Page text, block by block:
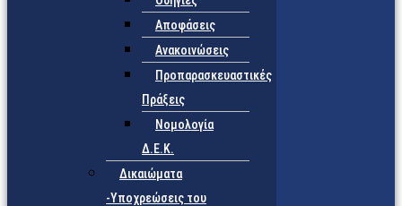
Αποφάσεις
Ανακοινώσεις
Προπαρασκευαστικές
Πράξεις
Νομολογία
Δ.Ε.Κ.
Δικαιώματα
-Υποχρεώσεις του